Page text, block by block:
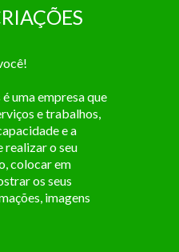
uma empresa que
e trabalhos,
e a
realizar o seu
colocar em
os seus
imagens